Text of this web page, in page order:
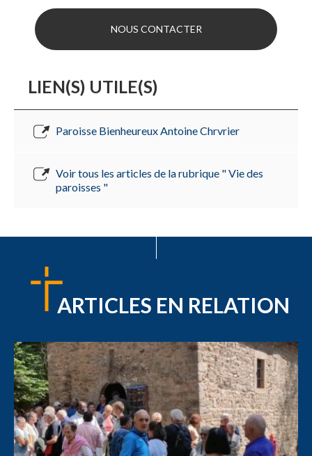
NOUS CONTACTER
LIEN(S) UTILE(S)
Paroisse Bienheureux Antoine Chrvrier
Voir tous les articles de la rubrique " Vie des
paroisses "
ARTICLES EN RELATION